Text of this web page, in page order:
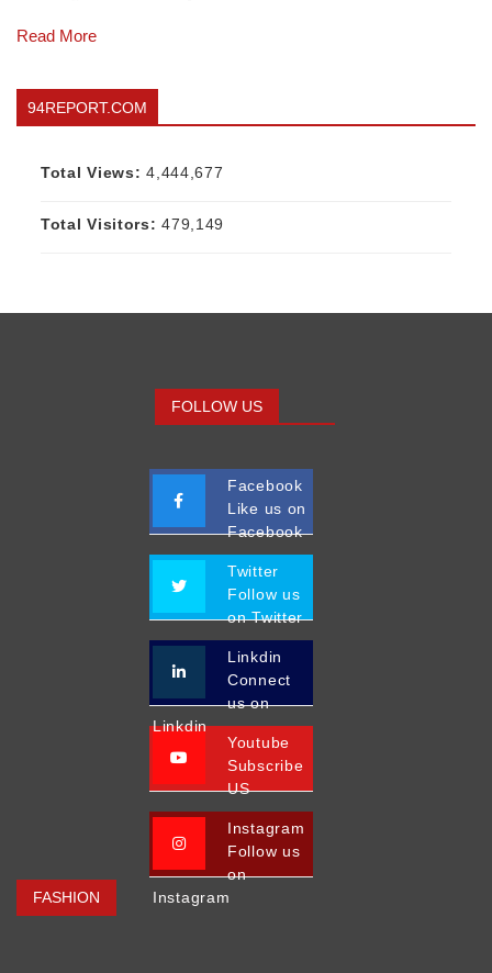
Read More
94REPORT.COM
Total Views:4,444,677
Total Visitors:479,149
FASHION
FOLLOW US
Facebook
Like us on
Facebook
Twitter
Follow us
on Twitter
Linkdin
Connect
us on
Linkdin
Youtube
Subscribe
US
Instagram
Follow us
on
Instagram